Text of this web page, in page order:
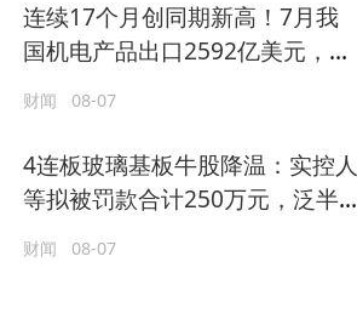
连续17个月创同期新高！7月我
国机电产品出口2592亿美元，同
财闻 08-07
4连板玻璃基板牛股降温：实控人
等拟被罚款合计250万元，泛半
财闻 08-07